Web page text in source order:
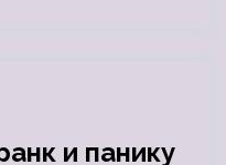
и панику